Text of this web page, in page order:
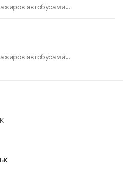
автобусами...
автобусами...